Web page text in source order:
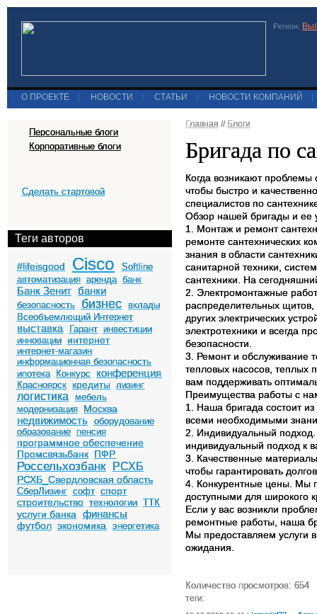
Регион:
О ПРОЕКТЕ НОВОСТИ СТАТЬИ НОВОСТИ КОМПАНИЙ
Персональные блоги
Корпоративные блоги
Сделать стартовой
Теги авторов
#lifeisgood Cisco
Softline
автоматизация аренда банк
Банк Зенит банки
безопасность бизнес
вклады
Всеобъемлющий Интернет
выставка Гарант инвестиции
инновации
интернет
интернет-магазин
информационная безопасность
ипотека
Конкурс конференция
Красноярск кредиты лизинг
логистика
мебель
модернизация
Москва
недвижимость оборудование
образование пенсия
программное обеспечение
Промсвязьбанк ПФР
Россельхозбанк РСХБ
РСХБ_Свердловская область
СберЛизинг софт спорт
строительство технологии ТТК
услуги банка финансы
футбол экономика энергетика
Главная // Блоги
Бригада по
Когда возникают проблемы
чтобы быстро и
специалистов по
Обзор нашей бригады и ее
1. Монтаж и ремонт
ремонте сантехнических
знания в области
санитарной техники,
сантехники. На
2. Электромонтажные
распределительных щитов,
других электрических
электротехники и всегда
безопасности.
3. Ремонт и обслуживание
тепловых насосов, теплых
вам поддерживать
Преимущества работы с
1. Наша бригада состоит
всеми необходимыми
2. Индивидуальный
индивидуальный подход к
3. Качественные
чтобы гарантировать
4. Конкурентные цены. Мы
доступными для широкого
Если у вас возникли
ремонтные работы, наша
Мы предоставляем услуги
ожидания.
Количество просмотров: 654
теги: